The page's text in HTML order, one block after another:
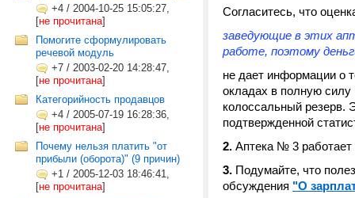
+4 / 2004-10-25 15:05:27,
[не прочитана]
Помогите сформулировать
речевой модуль
+7 / 2003-02-20 14:28:47,
[не прочитана]
Категорийность продавцов
+4 / 2005-07-19 16:28:36,
[не прочитана]
Почему нельзя платить "от
прибыли (оборота)" (9 причин)
+1 / 2005-12-03 18:46:41,
[не прочитана]
Согласитесь, что
заведующие в этих
работе, поэтому
не дает информации о
окладах в полную силу
колоссальный резерв.
подтвержденной
2. Аптека № 3
3. Подумайте, что
обсуждения "О